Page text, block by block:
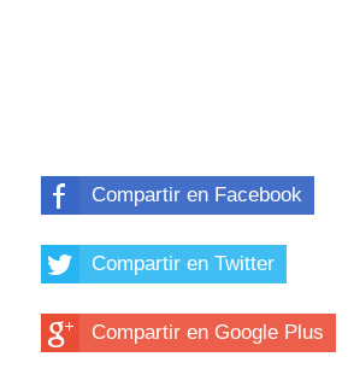
Compartir en Facebook
Compartir en Twitter
Compartir en Google Plus